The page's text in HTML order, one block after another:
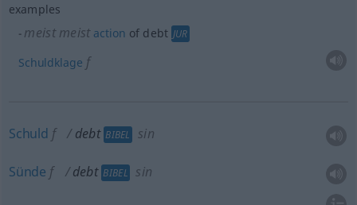
examples
meistmeistaction of debt JUR
Schuldklage f
Schuld f debt BIBEL sin
Sünde f debt BIBEL sin